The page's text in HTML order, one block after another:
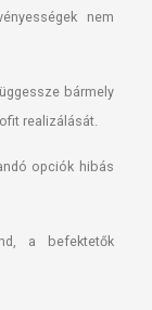
nem
bármely
realizálását.
opciók hibás
a befektetők